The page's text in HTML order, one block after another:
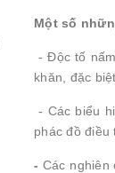
Một số
- Độc tố
khăn, đặc
- Các biểu
phác đồ điều
- Các nghiên